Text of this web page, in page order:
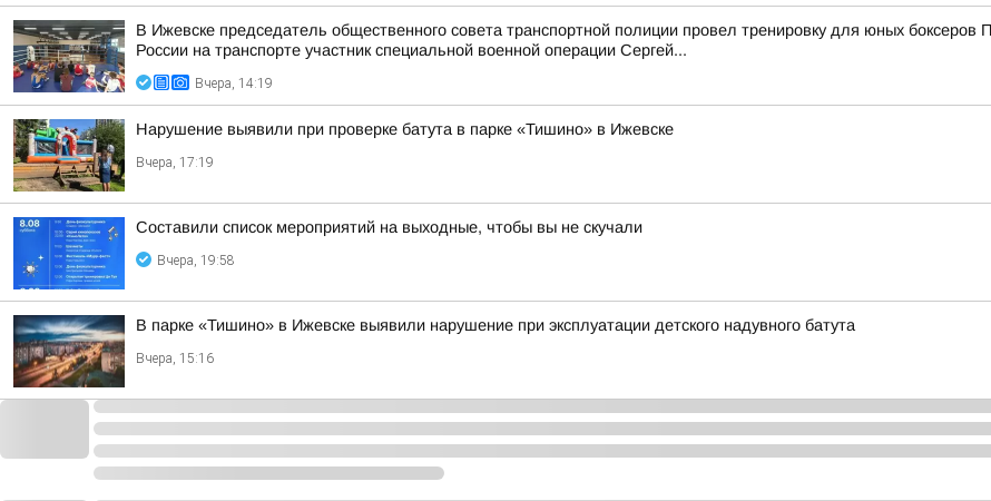
В Ижевске председатель общественного совета транспортной полиции провел тренировку для юных
России на транспорте участник специальной военной операции Сергей...
Вчера, 14:19
Нарушение выявили при проверке батута в парке «Тишино» в Ижевске
Вчера, 17:19
Составили список мероприятий на выходные, чтобы вы не скучали
Вчера, 19:58
В парке «Тишино» в Ижевске выявили нарушение при эксплуатации детского надувного батута
Вчера, 15:16